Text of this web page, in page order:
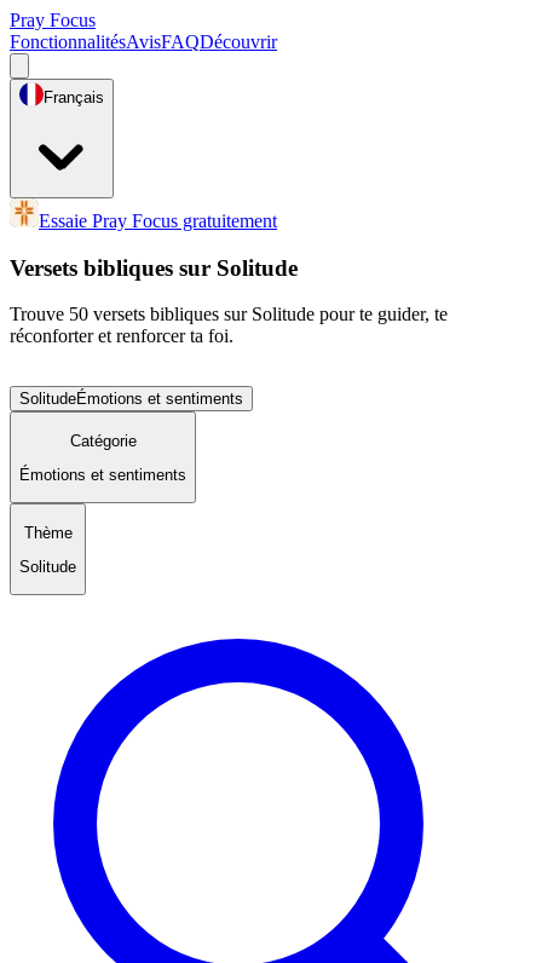
Pray Focus
FonctionnalitésAvisFAQDécouvrir
Français
Essaie Pray Focus gratuitement
Versets bibliques sur Solitude
Trouve 50 versets bibliques sur Solitude pour te guider, te
réconforter et renforcer ta foi.
SolitudeÉmotions et sentiments
Catégorie
Émotions et sentiments
Thème
Solitude